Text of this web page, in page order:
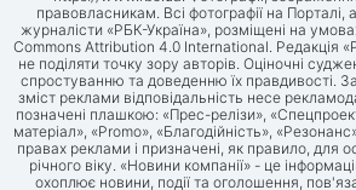
правовласникам. Всі фотографії на Порталі,
журналісти «РБК-Україна», розміщені на
Commons Attribution 4.0 International. Редакція
не поділяти точку зору авторів. Оціночні
спростуванню та доведенню їх правдивості. За
зміст реклами відповідальність несе
позначені плашкою: «Прес-релізи»,
матеріал», «Promo», «Благодійність»,
правах реклами і призначені, як правило, для
річного віку. «Новини компанії» - це
охоплює новини, події та оголошення,